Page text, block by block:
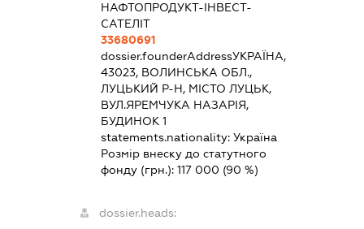
НАФТОПРОДУКТ-ІНВЕСТ-
САТЕЛІТ
33680691
dossier.founderAddressУКРАЇНА,
43023, ВОЛИНСЬКА ОБЛ.,
ЛУЦЬКИЙ Р-Н, МІСТО ЛУЦЬК,
ВУЛ.ЯРЕМЧУКА НАЗАРІЯ,
БУДИНОК 1
statements.nationality:Україна
Розмір внеску до статутного
фонду (грн.):117 000 (90 %)
dossier.heads: